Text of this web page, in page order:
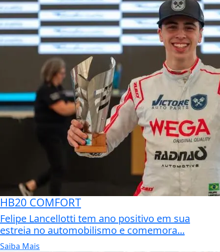
HB20 COMFORT
Felipe Lancellotti tem ano positivo em sua
estreia no automobilismo e comemora...
Saiba Mais